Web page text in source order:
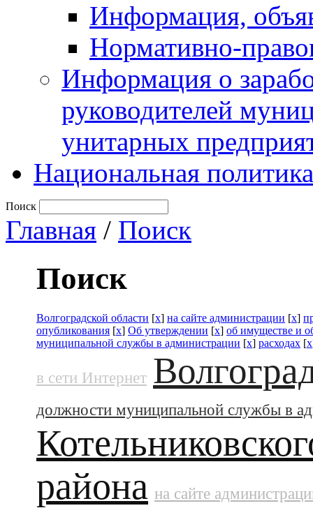
Информация,
Нормативно-
Информация о
руководителей
унитарных
Национальная политика
Поиск
Главная / Поиск
Поиск
Волгоградской области [x] на сайте администрации [x]
опубликования [x] Об утверждении [x] об имуществе и
муниципальной службы в администрации [x] расходах [x
в сети Интернет
должности муниципальной службы в
района на сайте